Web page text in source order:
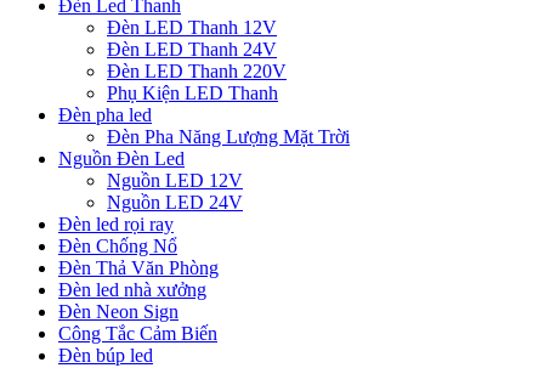
Đèn Led Thanh
Đèn LED Thanh 12V
Đèn LED Thanh 24V
Đèn LED Thanh 220V
Phụ Kiện LED Thanh
Đèn pha led
Đèn Pha Năng Lượng Mặt Trời
Nguồn Đèn Led
Nguồn LED 12V
Nguồn LED 24V
Đèn led rọi ray
Đèn Chống Nổ
Đèn Thả Văn Phòng
Đèn led nhà xưởng
Đèn Neon Sign
Công Tắc Cảm Biến
Đèn búp led